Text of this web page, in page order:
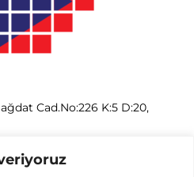
Cad.No:226 K:5 D:20,